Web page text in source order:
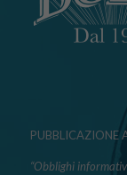
PUBBLICAZIONE
“Obblighi